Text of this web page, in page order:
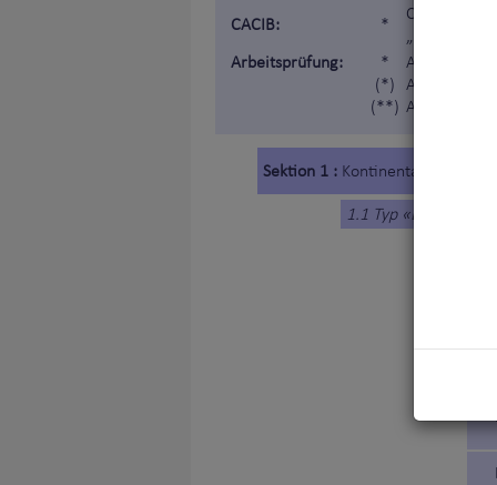
CACIB: *
Certificat
Arbeitsprüfung:
*
(*)
(**)
Sektion 1 : Kontinentale
1.1 Typ «Braque»